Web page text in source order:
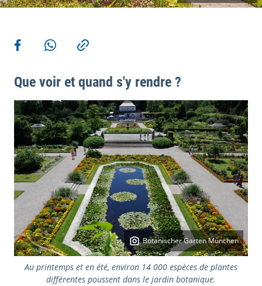
Plus d'actions
Share on Facebook
Share via WhatsApp
Copy link
Que voir et quand s'y rendre ?
Botanischer Garten München
Au printemps et en été, environ 14 000 espèces de plantes
différentes poussent dans le jardin botanique.